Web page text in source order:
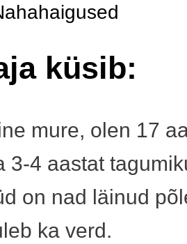
küsib:
mure, olen 17
3-4 aastat
on nad läinud
ka verd.